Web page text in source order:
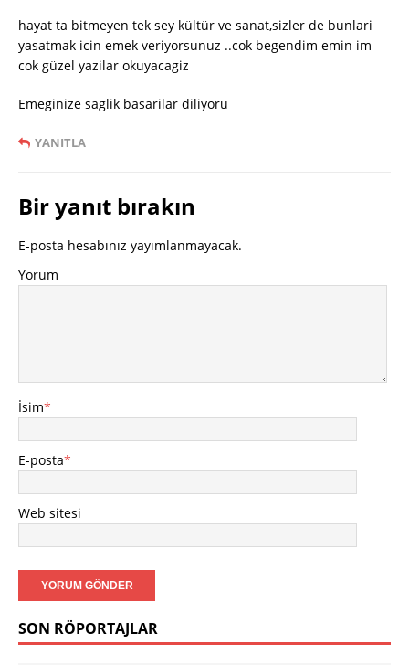
hayat ta bitmeyen tek sey kültür ve sanat,sizler de bunlari
yasatmak icin emek veriyorsunuz ..cok begendim emin im
cok güzel yazilar okuyacagiz
Emeginize saglik basarilar diliyoru
YANITLA
Bir yanıt bırakın
E-posta hesabınız yayımlanmayacak.
Yorum
İsim*
E-posta*
Web sitesi
SON RÖPORTAJLAR